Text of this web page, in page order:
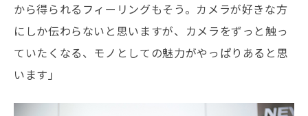
から得られるフィーリングもそう。カメラが好きな方
にしか伝わらないと思いますが、カメラをずっと触っ
ていたくなる、モノとしての魅力がやっぱりあると思
います」